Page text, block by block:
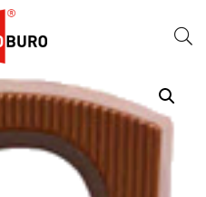
Sint Letter 23